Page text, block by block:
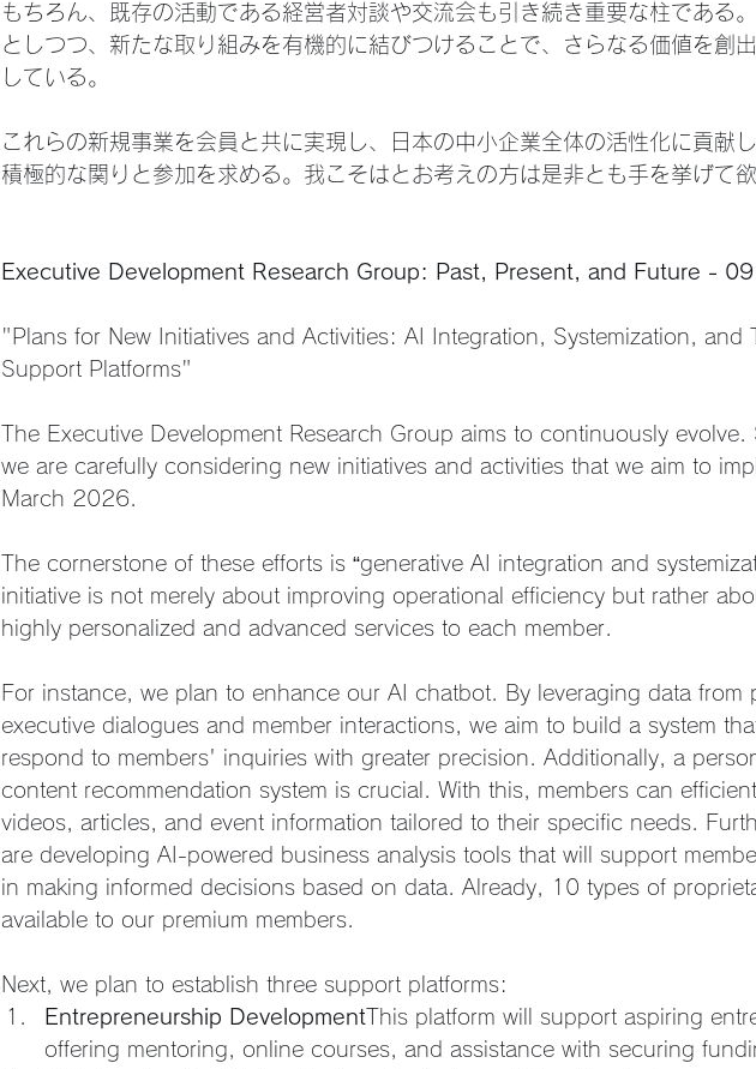
もちろん、既存の活動である経営者対談や交流会も引き続き重要な柱である
としつつ、新たな取り組みを有機的に結びつけることで、さらなる価値を創
している。
これらの新規事業を会員と共に実現し、日本の中小企業全体の活性化に貢献し
積極的な関りと参加を求める。我こそはとお考えの方は是非とも手を挙げて欲
Executive Development Research Group: Past, Present, and Future - 09
"Plans for New Initiatives and Activities: AI Integration, Systemization, and
Support Platforms"
The Executive Development Research Group aims to continuously evolve.
we are carefully considering new initiatives and activities that we aim to
March 2026.
The cornerstone of these efforts is “generative AI integration and
initiative is not merely about improving operational efficiency but rather
highly personalized and advanced services to each member.
For instance, we plan to enhance our AI chatbot. By leveraging data from
executive dialogues and member interactions, we aim to build a system
respond to members' inquiries with greater precision. Additionally, a
content recommendation system is crucial. With this, members can
videos, articles, and event information tailored to their specific needs.
are developing AI-powered business analysis tools that will support
in making informed decisions based on data. Already, 10 types of
available to our premium members.
Next, we plan to establish three support platforms:
Entrepreneurship DevelopmentThis platform will support aspiring
offering mentoring, online courses, and assistance with securing